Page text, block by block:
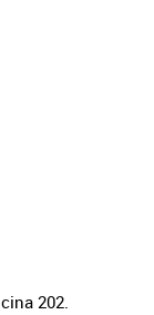
202.